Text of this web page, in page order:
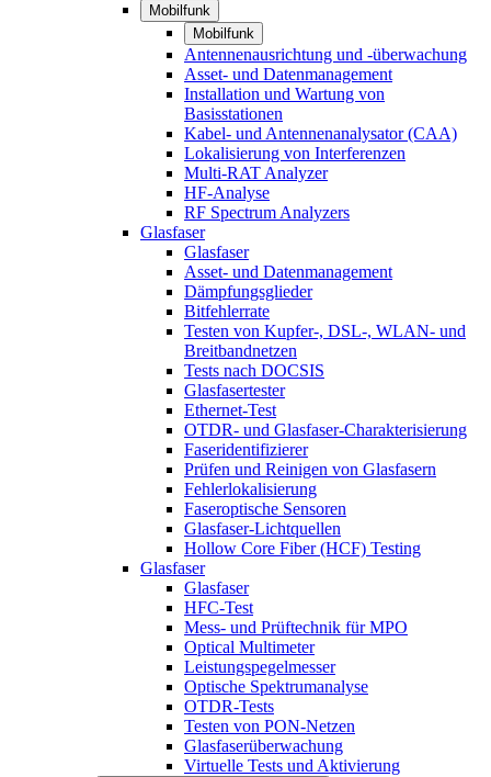
Mobilfunk
Mobilfunk
Antennenausrichtung und -überwachung
Asset- und Datenmanagement
Installation und Wartung von
Basisstationen
Kabel- und Antennenanalysator (CAA)
Lokalisierung von Interferenzen
Multi-RAT Analyzer
HF-Analyse
RF Spectrum Analyzers
Glasfaser
Glasfaser
Asset- und Datenmanagement
Dämpfungsglieder
Bitfehlerrate
Testen von Kupfer-, DSL-, WLAN- und
Breitbandnetzen
Tests nach DOCSIS
Glasfasertester
Ethernet-Test
OTDR- und Glasfaser-Charakterisierung
Faseridentifizierer
Prüfen und Reinigen von Glasfasern
Fehlerlokalisierung
Faseroptische Sensoren
Glasfaser-Lichtquellen
Hollow Core Fiber (HCF) Testing
Glasfaser
Glasfaser
HFC-Test
Mess- und Prüftechnik für MPO
Optical Multimeter
Leistungspegelmesser
Optische Spektrumanalyse
OTDR-Tests
Testen von PON-Netzen
Glasfaserüberwachung
Virtuelle Tests und Aktivierung